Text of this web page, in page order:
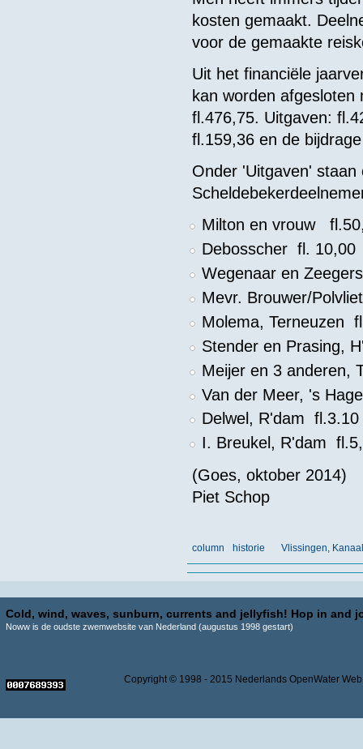
kosten gemaakt.
voor de gemaakte
Uit het financiële
kan worden
fl.476,75. Uitgaven:
fl.159,36 en de
Onder 'Uitgaven'
Milton en vrouw
Debosscher fl. 10,00
Wegenaar en
Mevr. Brouwer/
Molema, Terneuzen
Stender en Prasing,
Meijer en 3 anderen,
Van der Meer, 's
Delwel, R'dam fl.3.10
I. Breukel, R'dam
(Goes, oktober 2014)
Piet Schop
column historie Vlissingen,
Cold, wind, waves, sunburn, currents and jellyfish! Hop in and
Noww is de oudste zwemwebsite van Nederland (augustus 1998 gestart)
Copyright © 1998 - 2015 Nederlands OpenWater